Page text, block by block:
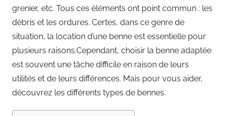
grenier, etc. Tous ces éléments ont point commun : les
débris et les ordures. Certes, dans ce genre de
situation, la location d’une benne est essentielle pour
plusieurs raisons.Cependant, choisir la benne adaptée
est souvent une tâche difficile en raison de leurs
utilités et de leurs différences. Mais pour vous aider,
découvrez les différents types de bennes.